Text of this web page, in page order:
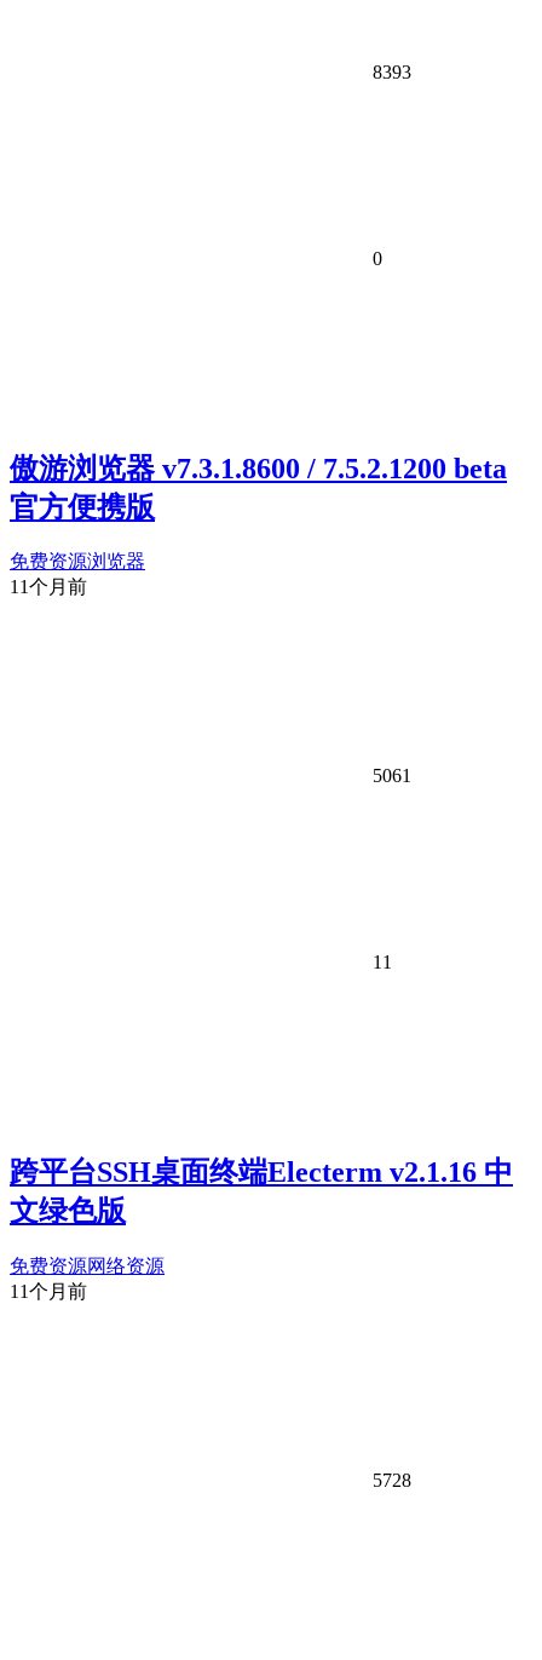
8393
0
傲游浏览器 v7.3.1.8600 / 7.5.2.1200 beta
官方便携版
免费资源浏览器
11个月前
5061
11
跨平台SSH桌面终端Electerm v2.1.16 中
文绿色版
免费资源网络资源
11个月前
5728